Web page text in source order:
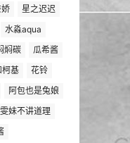
娇
星之迟迟
水淼aqua
焖碳
瓜希酱
柯基
花铃
阿包也是兔娘
雯妹不讲道理